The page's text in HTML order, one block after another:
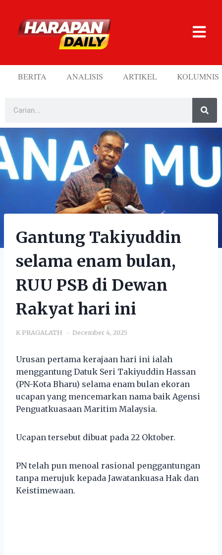
BERITA ANALISIS ARTIKEL KOLUMNIS
Gantung Takiyuddin
selama enam bulan,
RUU PSB di Dewan
Rakyat hari ini
K PRAGALATH December 4, 2025
Urusan pertama kerajaan hari ini ialah
menggantung Datuk Seri Takiyuddin Hassan
(PN-Kota Bharu) selama enam bulan ekoran
ucapan yang mencemarkan nama baik Agensi
Penguatkuasaan Maritim Malaysia.
Ucapan tersebut dibuat pada 22 Oktober.
PN telah pun menoal rasional penggantungan
tanpa merujuk kepada Jawatankuasa Hak dan
Keistimewaan.